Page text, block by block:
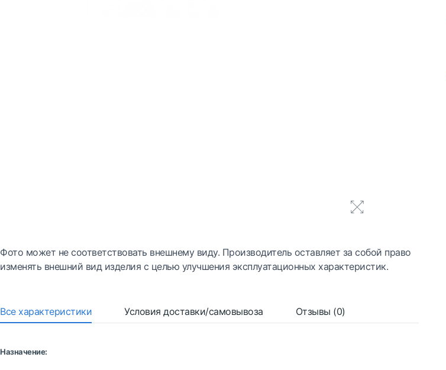
Фото может не соответствовать внешнему виду. Производитель оставляет за собой право
изменять внешний вид изделия с целью улучшения эксплуатационных характеристик.
Все характеристики Условия доставки/самовывоза Отзывы (0)
Назначение: